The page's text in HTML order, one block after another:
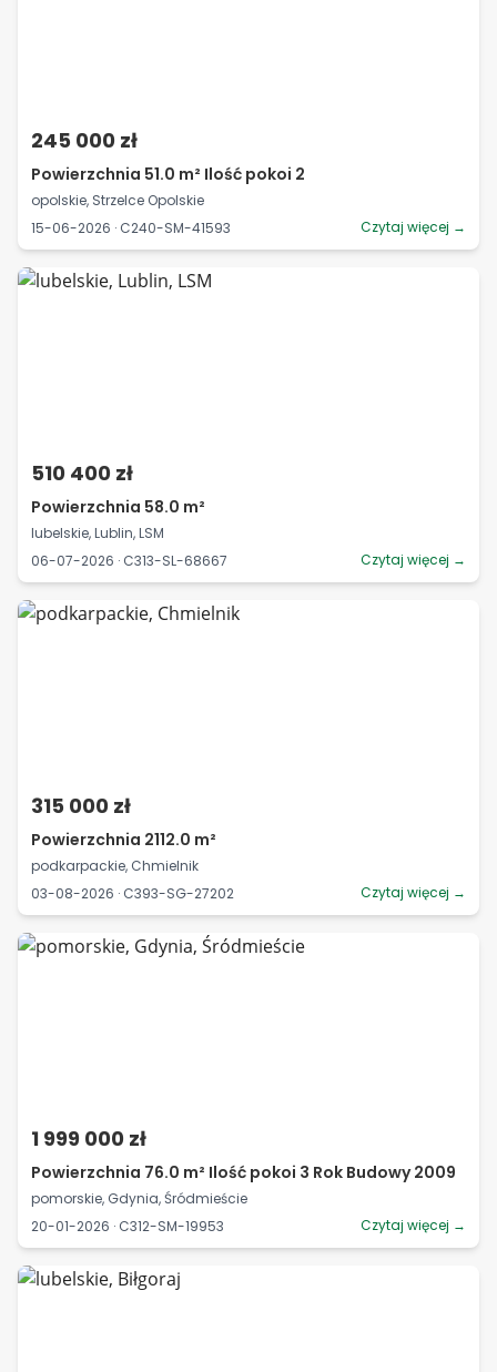
245 000 zł
Powierzchnia 51.0 m² Ilość pokoi 2
opolskie, Strzelce Opolskie
15-06-2026 · C240-SM-41593
Czytaj więcej →
510 400 zł
Powierzchnia 58.0 m²
lubelskie, Lublin, LSM
06-07-2026 · C313-SL-68667
Czytaj więcej →
315 000 zł
Powierzchnia 2112.0 m²
podkarpackie, Chmielnik
03-08-2026 · C393-SG-27202
Czytaj więcej →
1 999 000 zł
Powierzchnia 76.0 m² Ilość pokoi 3 Rok Budowy 2009
pomorskie, Gdynia, Śródmieście
20-01-2026 · C312-SM-19953
Czytaj więcej →